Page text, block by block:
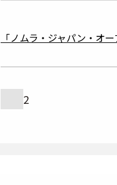
「ノムラ・ジャパン・オ
2